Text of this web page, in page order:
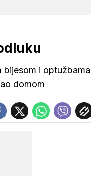
bijesom i
domom